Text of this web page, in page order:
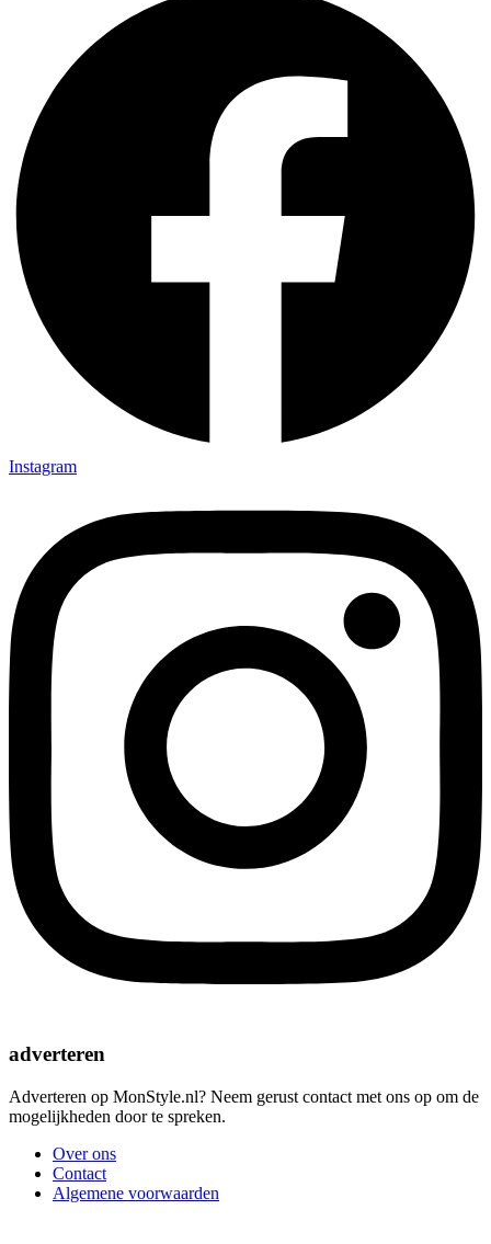
Instagram
adverteren
Adverteren op MonStyle.nl? Neem gerust contact met ons op om de
mogelijkheden door te spreken.
Over ons
Contact
Algemene voorwaarden